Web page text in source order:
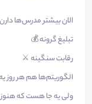
الان بیشتر مدرس‌ها
تبلیغ گرونه 💰
رقابت سنگینه ⚔️
الگوریتم‌ها هم هر روز
ولی یه جا هست که